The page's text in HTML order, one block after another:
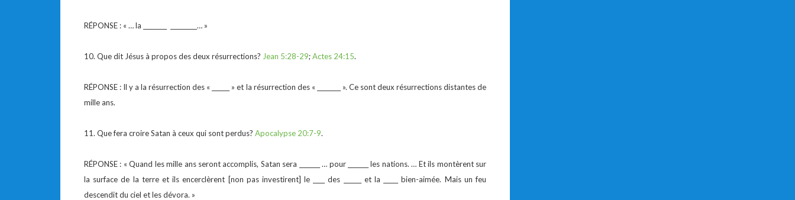
RÉPONSE : « … la ________ _________… »
10. Que dit Jésus à propos des deux résurrections? Jean 5:28-29;Actes 24:15.
RÉPONSE : Il y a la résurrection des « ______ » et la résurrection des « ________ ». Ce sont deux résurrections distantes de
mille ans.
11. Que fera croire Satan à ceux qui sont perdus? Apocalypse 20:7-9.
RÉPONSE : « Quand les mille ans seront accomplis, Satan sera _______ … pour _______ les nations. … Et ils montèrent sur
la surface de la terre et ils encerclèrent [non pas investirent] le ____ des ______ et la _____ bien-aimée. Mais un feu
descendit du ciel et les dévora. »